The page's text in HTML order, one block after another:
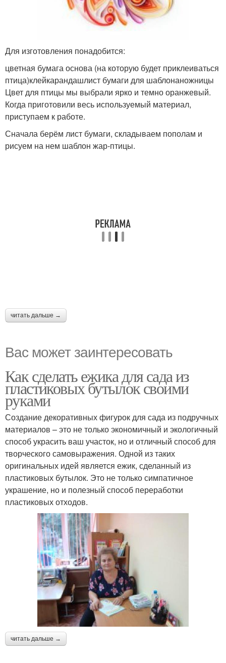
Для изготовления понадобится:
цветная бумага основа (на которую будет приклеиваться
птица)клейкарандашлист бумаги для шаблонаножницы
Цвет для птицы мы выбрали ярко и темно оранжевый.
Когда приготовили весь используемый материал,
приступаем к работе.
Сначала берём лист бумаги, складываем пополам и
рисуем на нем шаблон жар-птицы.
читать дальше →
Вас может заинтересовать
Как сделать ежика для сада из
пластиковых бутылок своими
руками
Создание декоративных фигурок для сада из подручных
материалов – это не только экономичный и экологичный
способ украсить ваш участок, но и отличный способ для
творческого самовыражения. Одной из таких
оригинальных идей является ежик, сделанный из
пластиковых бутылок. Это не только симпатичное
украшение, но и полезный способ переработки
пластиковых отходов.
читать дальше →